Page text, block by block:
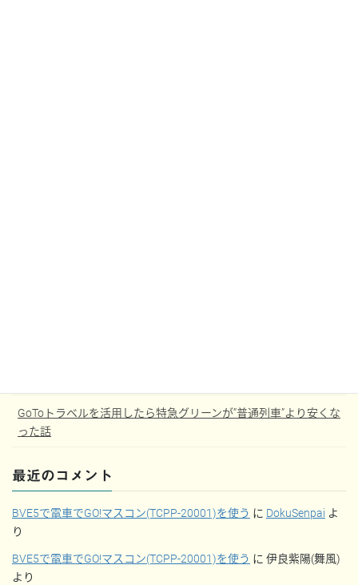
GoToトラベルを活用したら特急グリーンが”普通列車”より安くな
った話
最近のコメント
BVE5で電車でGO!マスコン(TCPP-20001)を使う に DokuSenpai よ
り
BVE5で電車でGO!マスコン(TCPP-20001)を使う に 伊良紫陽(舞風)
より